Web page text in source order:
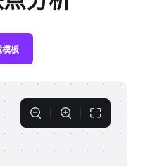
模板